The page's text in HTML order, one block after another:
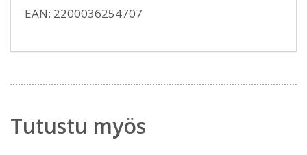
EAN: 2200036254707
Tutustu myös